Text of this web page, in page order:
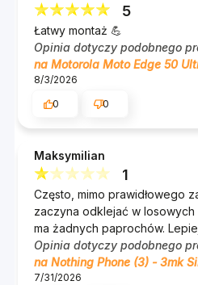
5
Łatwy montaż 💪
Opinia dotyczy podobnego
na Motorola Moto Edge 50
8/3/2026
0
0
Maksymilian
1
Często, mimo prawidłowego
zaczyna odklejać w losowych
ma żadnych paprochów.
Opinia dotyczy podobnego
na Nothing Phone (3) - 3mk
7/31/2026